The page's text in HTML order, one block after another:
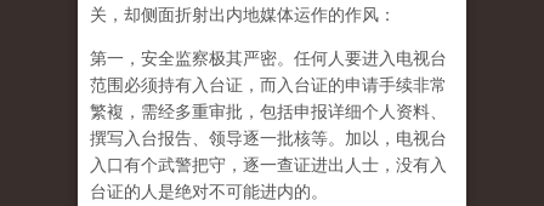
关，却侧面折射出内地媒体运作的作风：
第一，安全监察极其严密。任何人要进入电视台
范围必须持有入台证，而入台证的申请手续非常
繁複，需经多重审批，包括申报详细个人资料、
撰写入台报告、领导逐一批核等。加以，电视台
入口有个武警把守，逐一查证进出人士，没有入
台证的人是绝对不可能进内的。